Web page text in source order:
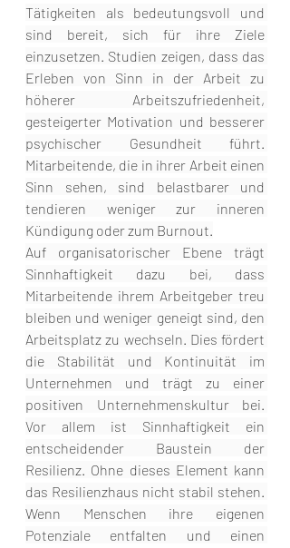
Tätigkeiten als bedeutungsvoll und
sind bereit, sich für ihre Ziele
einzusetzen. Studien zeigen, dass das
Erleben von Sinn in der Arbeit zu
höherer Arbeitszufriedenheit,
gesteigerter Motivation und besserer
psychischer Gesundheit führt.
Mitarbeitende, die in ihrer Arbeit einen
Sinn sehen, sind belastbarer und
tendieren weniger zur inneren
Kündigung oder zum Burnout.
Auf organisatorischer Ebene trägt
Sinnhaftigkeit dazu bei, dass
Mitarbeitende ihrem Arbeitgeber treu
bleiben und weniger geneigt sind, den
Arbeitsplatz zu wechseln. Dies fördert
die Stabilität und Kontinuität im
Unternehmen und trägt zu einer
positiven Unternehmenskultur bei.
Vor allem ist Sinnhaftigkeit ein
entscheidender Baustein der
Resilienz. Ohne dieses Element kann
das Resilienzhaus nicht stabil stehen.
Wenn Menschen ihre eigenen
Potenziale entfalten und einen